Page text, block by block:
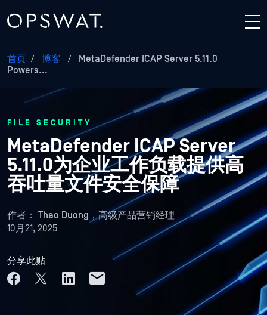
首页 / 博客 /
MetaDefender ICAP Server 5.11.0
Powers...
FILE SECURITY
MetaDefender ICAP Server
5.11.0为企业工作负载提供高
吞吐量文件安全保障
作者： Thao Duong，高级产品营销经理
10月21, 2025
分享此贴